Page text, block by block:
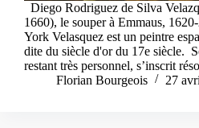
Diego Rodriguez de Silva
1660), le souper à Emmaus,
York Velasquez est un peintre
dite du siècle d'or du 17e siècle.
restant très personnel, s’inscrit
Florian Bourgeois
27